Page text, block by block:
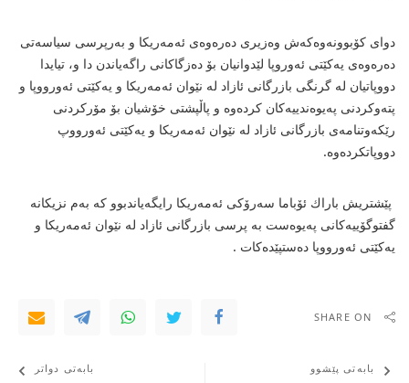
دوای كۆبوونه‌وه‌كه‌ش وه‌زیری ده‌ره‌وه‌ی ئه‌مه‌ریكا و به‌رپرسی سیاسه‌تی
ده‌ره‌وه‌ی یه‌كێتی ئه‌وروپا لێدوانیان بۆ ده‌زگاكانی راگه‌یاندن دا و، تیایدا
دووپاتیان له‌ گرنگی بازرگانی ئازاد له‌ نێوان ئه‌مه‌ریكا و یه‌كێتی ئه‌ورووپا و
پته‌وكردنی په‌یوه‌ندییه‌كان كرده‌وه‌ و پاڵپشتی خۆشیان بۆ مۆركردنی
رێكه‌وتنامه‌ی بازرگانی ئازاد له‌ نێوان ئه‌مه‌ریكا و یه‌كێتی ئه‌ورووپ
دووپاتكرده‌وه‌.
پێشتریش باراك ئۆباما سه‌رۆكی ئه‌مه‌ریكا رایگه‌یاندبوو كه‌ به‌م نزیكانه‌
گفتوگۆییه‌كانی په‌یوه‌ست به‌ پرسی بازرگانی ئازاد له‌ نێوان ئه‌مه‌ریكا و
یه‌كێتی ئه‌ورووپا ده‌ستپێده‌كات .
SHARE ON
بابەتی پێشوو بابەتی دواتر